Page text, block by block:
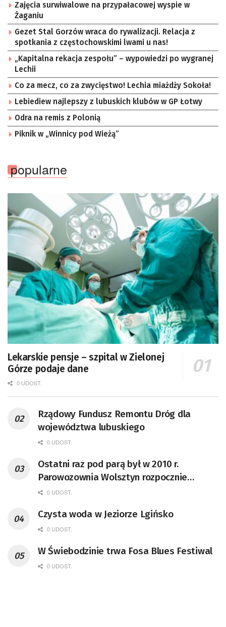
Zajęcia surwiwalowe na przypałacowej wyspie w
Żaganiu
Gezet Stal Gorzów wraca do rywalizacji. Relacja z
spotkania z częstochowskimi lwami u nas!
„Kapitalna rekacja zespołu” – wypowiedzi po wygranej
Lechii
Co za mecz, co za zwycięstwo! Lechia miażdży Sokoła!
Lebiediew najlepszy z lubuskich klubów w GP Łotwy
Odra na remis z Polonią
Piknik w „Winnicy pod Wieżą”
popularne
Lekarskie pensje – szpital w Zielonej
Górze podaje dane
0 UDOST.
Rządowy Fundusz Remontu Dróg dla
województwa lubuskiego
0 UDOST.
Ostatni raz pod parą był w 2010 r.
Parowozownia Wolsztyn rozpocznie
remont unikatowego Tr5-65
0 UDOST.
Czysta woda w Jeziorze Lgińsko
0 UDOST.
W Świebodzinie trwa Fosa Blues Festiwal
0 UDOST.